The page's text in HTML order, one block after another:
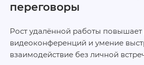
переговоры
Рост удалённой работы повышает
видеоконференций и умение
взаимодействие без личной